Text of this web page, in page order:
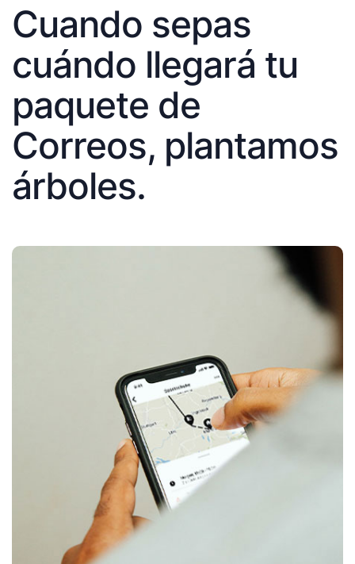
Cuando sepas
cuándo llegará tu
paquete de
Correos, plantamos
árboles.